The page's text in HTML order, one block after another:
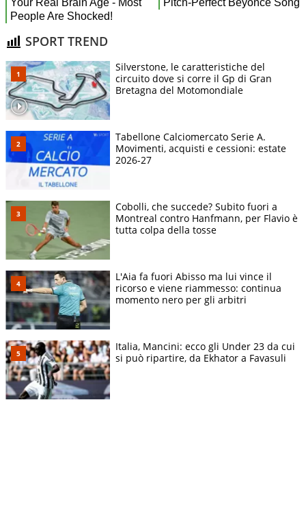
SPORT TREND
Silverstone, le caratteristiche del
circuito dove si corre il Gp di Gran
Bretagna del Motomondiale
Tabellone Calciomercato Serie A.
Movimenti, acquisti e cessioni: estate
2026-27
Cobolli, che succede? Subito fuori a
Montreal contro Hanfmann, per Flavio è
tutta colpa della tosse
L'Aia fa fuori Abisso ma lui vince il
ricorso e viene riammesso: continua
momento nero per gli arbitri
Italia, Mancini: ecco gli Under 23 da cui
si può ripartire, da Ekhator a Favasuli